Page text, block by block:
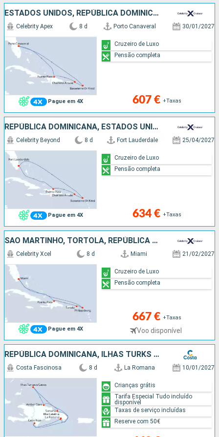
ESTADOS UNIDOS, REPÚBLICA DOMINICANA
Pague em 4X
Celebrity Apex 8 d Porto Canaveral 30/01/2027
607 € +Taxas
Cruzeiro de Luxo
Pensão completa
REPÚBLICA DOMINICANA, ESTADOS UNIDOS
Pague em 4X
Celebrity Beyond 8 d Fort Lauderdale 25/04/2027
634 € +Taxas
Cruzeiro de Luxo
Pensão completa
SÃO MARTINHO, TORTOLA, REPÚBLICA DOMINICANA, ESTADOS UNIDOS
Pague em 4X
Celebrity Xcel 8 d Miami 21/02/2027
667 € +Taxas
Voo disponível
Cruzeiro de Luxo
Pensão completa
REPÚBLICA DOMINICANA, ILHAS TURKS &AMP; CAICOS
Costa Fascinosa 8 d La Romana 10/01/2027
Crianças grátis
Tarifa Especial Tudo incluído
disponível
Taxas de serviço incluídas
Reserve com 50€